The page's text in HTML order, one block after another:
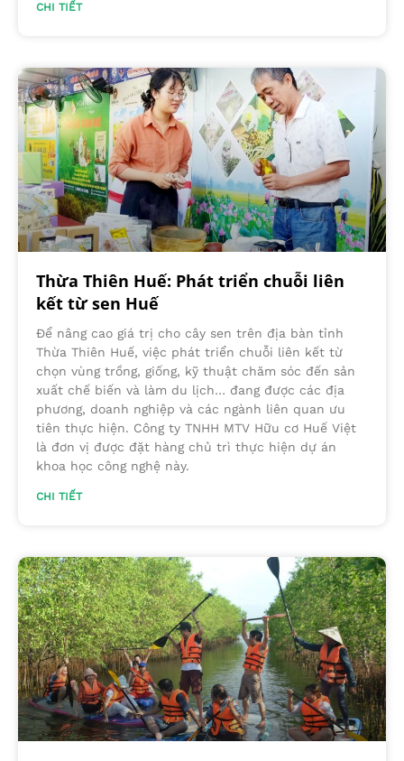
CHI TIẾT
Thừa Thiên Huế: Phát triển chuỗi liên
kết từ sen Huế
Để nâng cao giá trị cho cây sen trên địa bàn tỉnh
Thừa Thiên Huế, việc phát triển chuỗi liên kết từ
chọn vùng trồng, giống, kỹ thuật chăm sóc đến sản
xuất chế biến và làm du lịch… đang được các địa
phương, doanh nghiệp và các ngành liên quan ưu
tiên thực hiện. Công ty TNHH MTV Hữu cơ Huế Việt
là đơn vị được đặt hàng chủ trì thực hiện dự án
khoa học công nghệ này.
CHI TIẾT